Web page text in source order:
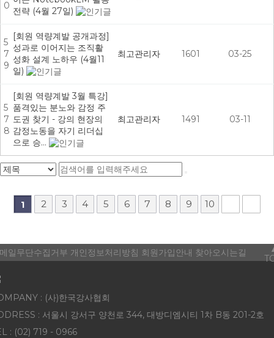
0 전략 (4월 27일)
5
7
9
[회원 역량계발 공개과정]
성과로 이어지는 조직활
성화 설계 노하우 (4월11
일)
최고관리자 1601 03-25
5
7
8
[회원 역량계발 3월 특강]
품격있는 분노와 감정 주
도권 찾기 - 강의 현장의
감정노동을 자기 리더십
으로 승…
최고관리자 1491 03-11
1 2 3 4 5 6 7 8 9 10
일무단수집거부 개인정보처리방침 회원가입안내 찾아오시는길
: (사)한국강사협회
: 서울시 강서구 양천로 344, 대방디엠시티 1차 B동 201-2호
: (02) 719 - 0966